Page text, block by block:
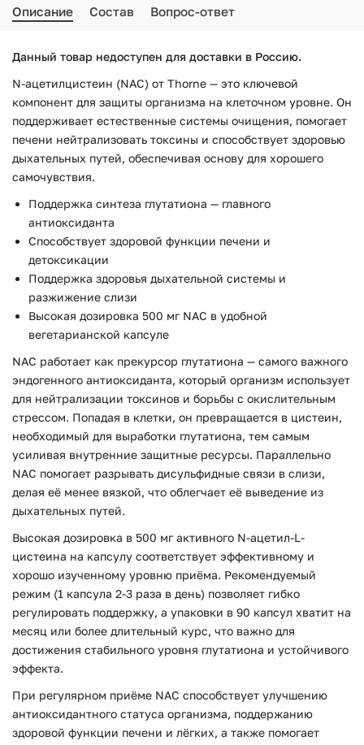
Описание Состав Вопрос-ответ
Данный товар недоступен для доставки в Россию.
N-ацетилцистеин (NAC) от Thorne — это ключевой
компонент для защиты организма на клеточном уровне. Он
поддерживает естественные системы очищения, помогает
печени нейтрализовать токсины и способствует здоровью
дыхательных путей, обеспечивая основу для хорошего
самочувствия.
Поддержка синтеза глутатиона — главного
антиоксиданта
Способствует здоровой функции печени и
детоксикации
Поддержка здоровья дыхательной системы и
разжижение слизи
Высокая дозировка 500 мг NAC в удобной
вегетарианской капсуле
NAC работает как прекурсор глутатиона — самого важного
эндогенного антиоксиданта, который организм использует
для нейтрализации токсинов и борьбы с окислительным
стрессом. Попадая в клетки, он превращается в цистеин,
необходимый для выработки глутатиона, тем самым
усиливая внутренние защитные ресурсы. Параллельно
NAC помогает разрывать дисульфидные связи в слизи,
делая её менее вязкой, что облегчает её выведение из
дыхательных путей.
Высокая дозировка в 500 мг активного N-ацетил-L-
цистеина на капсулу соответствует эффективному и
хорошо изученному уровню приёма. Рекомендуемый
режим (1 капсула 2-3 раза в день) позволяет гибко
регулировать поддержку, а упаковки в 90 капсул хватит на
месяц или более длительный курс, что важно для
достижения стабильного уровня глутатиона и устойчивого
эффекта.
При регулярном приёме NAC способствует улучшению
антиоксидантного статуса организма, поддержанию
здоровой функции печени и лёгких, а также помогает